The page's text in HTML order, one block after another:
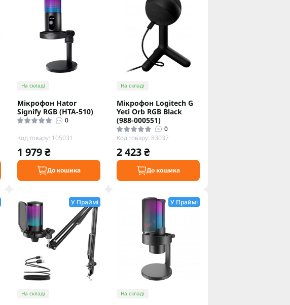
На складі
Мiкрофон Hator
Signify RGB (НТА-510)
0
Код товару: 105031
1 979 ₴
До кошика
На складі
Мiкрофон Logitech G
Yeti Orb RGB Black
(988-000551)
0
Код товару: 83037
2 423 ₴
До кошика
У Праймі
На складі
У Праймі
На складі